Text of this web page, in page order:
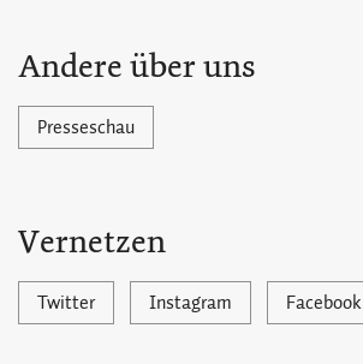
Andere über uns
Presseschau
Vernetzen
Twitter Instagram Facebook